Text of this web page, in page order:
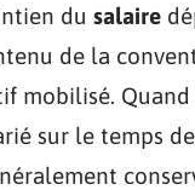
du salaire
de la
mobilisé. Quand
sur le temps